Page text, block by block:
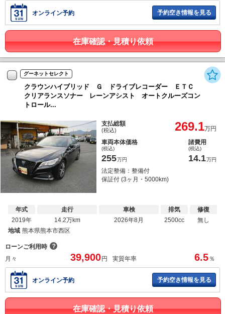
オンライン予約 予約空き情報を見る
在庫確認・見積り依頼
グーネットセレクト
クラウンハイブリッド Ｇ ドライブレコーダー ＥＴＣ
クリアランスソナー レーンアシスト オートクルーズコン
トロール...
支払総額
(税込) 269.1万円
車両本体価格
(税込)
255万円
諸費用
(税込)
14.1万円
法定整備：整備付
保証付 (3ヶ月・5000km)
年式
2019年
走行
14.2万km
車検
2026年8月
排気
2500cc
修復
無し
地域 熊本県熊本市西区
ローンご利用時 ？
月々
39,900 円 実質年率 6.5 ％
オンライン予約 予約空き情報を見る
在庫確認・見積り依頼